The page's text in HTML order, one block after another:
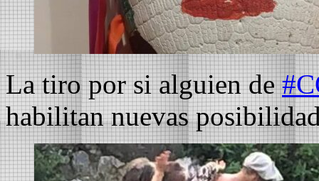
La tiro por si alguien de
habilitan nuevas